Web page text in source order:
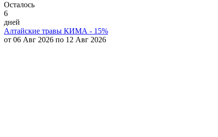
Осталось
6
дней
Алтайские травы КИМА - 15%
от 06 Авг 2026 по 12 Авг 2026